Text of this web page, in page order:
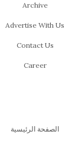
Archive
Advertise With Us
Contact Us
Career
الصفحة الرئيسية